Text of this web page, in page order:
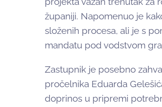
županiji. Napomenuo je
složenih procesa, ali je s
mandatu pod vodstvom
Zastupnik je posebno
pročelnika Eduarda
doprinos u pripremi